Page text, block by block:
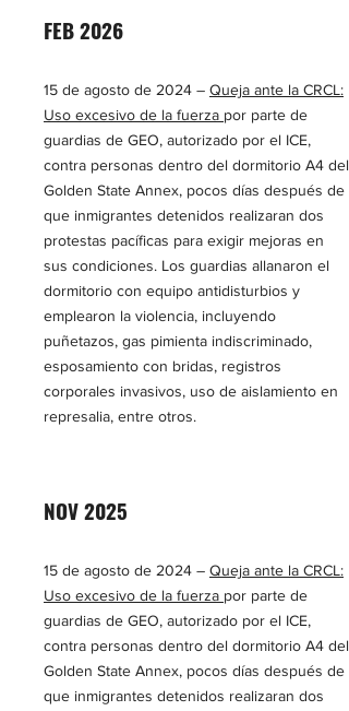
FEB 2026
15 de agosto de 2024 – Queja ante la CRCL:
Uso excesivo de la fuerza por parte de
guardias de GEO, autorizado por el ICE,
contra personas dentro del dormitorio A4 del
Golden State Annex, pocos días después de
que inmigrantes detenidos realizaran dos
protestas pacíficas para exigir mejoras en
sus condiciones. Los guardias allanaron el
dormitorio con equipo antidisturbios y
emplearon la violencia, incluyendo
puñetazos, gas pimienta indiscriminado,
esposamiento con bridas, registros
corporales invasivos, uso de aislamiento en
represalia, entre otros.
NOV 2025
15 de agosto de 2024 – Queja ante la CRCL:
Uso excesivo de la fuerza por parte de
guardias de GEO, autorizado por el ICE,
contra personas dentro del dormitorio A4 del
Golden State Annex, pocos días después de
que inmigrantes detenidos realizaran dos